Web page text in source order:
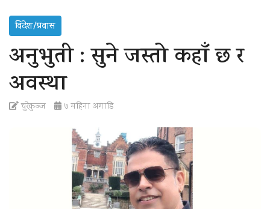
e
N
a
a
विदेश/प्रवास
अनुभुती : सुने जस्तो कहाँ छ र
अवस्था
चुरेकुञ्ज ७ महिना अगाडि